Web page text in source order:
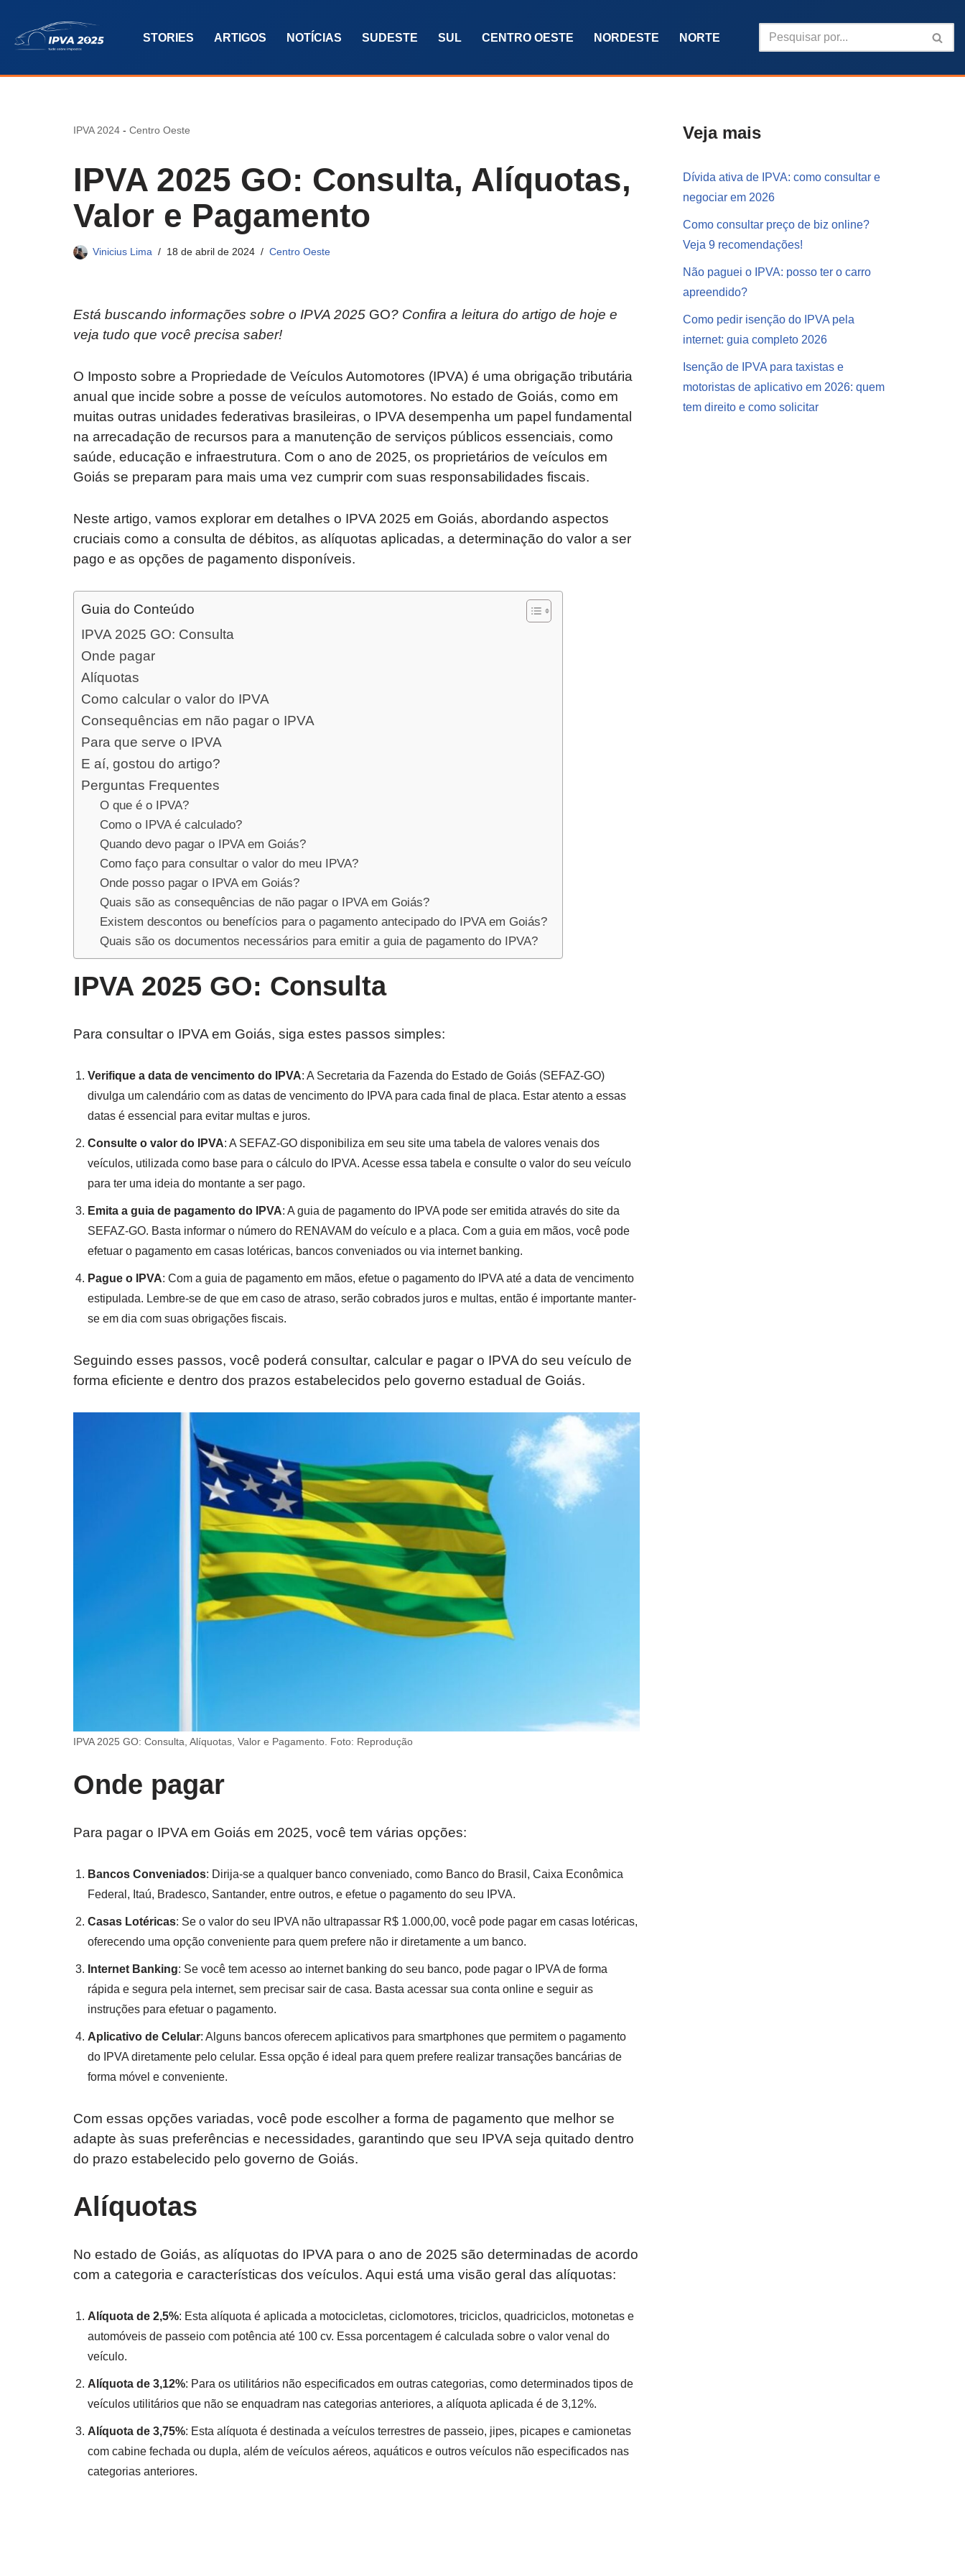
Pular
o
STORIES ARTIGOS NOTÍCIAS SUDESTE SUL CENTRO OESTE NORDESTE NORTE
IPVA 2024 - Centro Oeste
IPVA 2025 GO: Consulta, Alíquotas,
Valor e Pagamento
Vinicius Lima 18 de abril de 2024 Centro Oeste
Está buscando informações sobre o IPVA 2025 GO? Confira a leitura do artigo de hoje e
veja tudo que você precisa saber!
O Imposto sobre a Propriedade de Veículos Automotores (IPVA) é uma obrigação tributária
anual que incide sobre a posse de veículos automotores. No estado de Goiás, como em
muitas outras unidades federativas brasileiras, o IPVA desempenha um papel fundamental
na arrecadação de recursos para a manutenção de serviços públicos essenciais, como
saúde, educação e infraestrutura. Com o ano de 2025, os proprietários de veículos em
Goiás se preparam para mais uma vez cumprir com suas responsabilidades fiscais.
Neste artigo, vamos explorar em detalhes o IPVA 2025 em Goiás, abordando aspectos
cruciais como a consulta de débitos, as alíquotas aplicadas, a determinação do valor a ser
pago e as opções de pagamento disponíveis.
Guia do Conteúdo
IPVA 2025 GO: Consulta
Onde pagar
Alíquotas
Como calcular o valor do IPVA
Consequências em não pagar o IPVA
Para que serve o IPVA
E aí, gostou do artigo?
Perguntas Frequentes
O que é o IPVA?
Como o IPVA é calculado?
Quando devo pagar o IPVA em Goiás?
Como faço para consultar o valor do meu IPVA?
Onde posso pagar o IPVA em Goiás?
Quais são as consequências de não pagar o IPVA em Goiás?
Existem descontos ou benefícios para o pagamento antecipado do IPVA em Goiás?
Quais são os documentos necessários para emitir a guia de pagamento do IPVA?
IPVA 2025 GO: Consulta
Para consultar o IPVA em Goiás, siga estes passos simples:
Verifique a data de vencimento do IPVA: A Secretaria da Fazenda do Estado de Goiás (SEFAZ-GO)
divulga um calendário com as datas de vencimento do IPVA para cada final de placa. Estar atento a essas
datas é essencial para evitar multas e juros.
Consulte o valor do IPVA: A SEFAZ-GO disponibiliza em seu site uma tabela de valores venais dos
veículos, utilizada como base para o cálculo do IPVA. Acesse essa tabela e consulte o valor do seu veículo
para ter uma ideia do montante a ser pago.
Emita a guia de pagamento do IPVA: A guia de pagamento do IPVA pode ser emitida através do site da
SEFAZ-GO. Basta informar o número do RENAVAM do veículo e a placa. Com a guia em mãos, você pode
efetuar o pagamento em casas lotéricas, bancos conveniados ou via internet banking.
Pague o IPVA: Com a guia de pagamento em mãos, efetue o pagamento do IPVA até a data de vencimento
estipulada. Lembre-se de que em caso de atraso, serão cobrados juros e multas, então é importante manter-
se em dia com suas obrigações fiscais.
Seguindo esses passos, você poderá consultar, calcular e pagar o IPVA do seu veículo de
forma eficiente e dentro dos prazos estabelecidos pelo governo estadual de Goiás.
IPVA 2025 GO: Consulta, Alíquotas, Valor e Pagamento. Foto: Reprodução
Onde pagar
Para pagar o IPVA em Goiás em 2025, você tem várias opções:
Bancos Conveniados: Dirija-se a qualquer banco conveniado, como Banco do Brasil, Caixa Econômica
Federal, Itaú, Bradesco, Santander, entre outros, e efetue o pagamento do seu IPVA.
Casas Lotéricas: Se o valor do seu IPVA não ultrapassar R$ 1.000,00, você pode pagar em casas lotéricas,
oferecendo uma opção conveniente para quem prefere não ir diretamente a um banco.
Internet Banking: Se você tem acesso ao internet banking do seu banco, pode pagar o IPVA de forma
rápida e segura pela internet, sem precisar sair de casa. Basta acessar sua conta online e seguir as
instruções para efetuar o pagamento.
Aplicativo de Celular: Alguns bancos oferecem aplicativos para smartphones que permitem o pagamento
do IPVA diretamente pelo celular. Essa opção é ideal para quem prefere realizar transações bancárias de
forma móvel e conveniente.
Com essas opções variadas, você pode escolher a forma de pagamento que melhor se
adapte às suas preferências e necessidades, garantindo que seu IPVA seja quitado dentro
do prazo estabelecido pelo governo de Goiás.
Alíquotas
No estado de Goiás, as alíquotas do IPVA para o ano de 2025 são determinadas de acordo
com a categoria e características dos veículos. Aqui está uma visão geral das alíquotas:
Alíquota de 2,5%: Esta alíquota é aplicada a motocicletas, ciclomotores, triciclos, quadriciclos, motonetas e
automóveis de passeio com potência até 100 cv. Essa porcentagem é calculada sobre o valor venal do
veículo.
Alíquota de 3,12%: Para os utilitários não especificados em outras categorias, como determinados tipos de
veículos utilitários que não se enquadram nas categorias anteriores, a alíquota aplicada é de 3,12%.
Alíquota de 3,75%: Esta alíquota é destinada a veículos terrestres de passeio, jipes, picapes e camionetas
com cabine fechada ou dupla, além de veículos aéreos, aquáticos e outros veículos não especificados nas
categorias anteriores.
Veja mais
Dívida ativa de IPVA: como consultar e
negociar em 2026
Como consultar preço de biz online?
Veja 9 recomendações!
Não paguei o IPVA: posso ter o carro
apreendido?
Como pedir isenção do IPVA pela
internet: guia completo 2026
Isenção de IPVA para taxistas e
motoristas de aplicativo em 2026: quem
tem direito e como solicitar